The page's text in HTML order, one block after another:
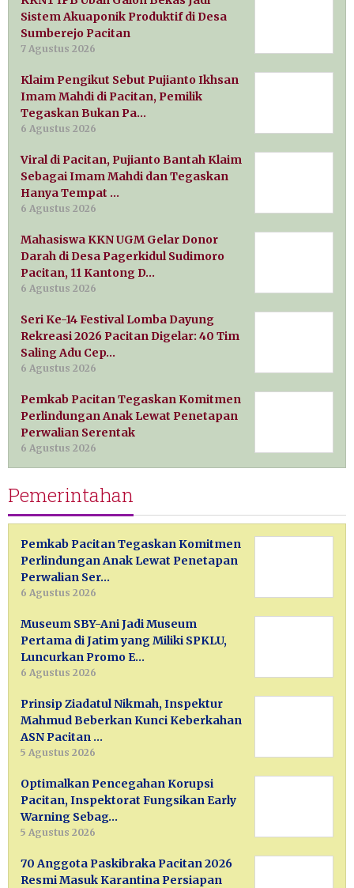
Sistem Akuaponik Produktif di Desa
Sumberejo Pacitan
7 Agustus 2026
Klaim Pengikut Sebut Pujianto Ikhsan
Imam Mahdi di Pacitan, Pemilik
Tegaskan Bukan Pa…
6 Agustus 2026
Viral di Pacitan, Pujianto Bantah Klaim
Sebagai Imam Mahdi dan Tegaskan
Hanya Tempat …
6 Agustus 2026
Mahasiswa KKN UGM Gelar Donor
Darah di Desa Pagerkidul Sudimoro
Pacitan, 11 Kantong D…
6 Agustus 2026
Seri Ke-14 Festival Lomba Dayung
Rekreasi 2026 Pacitan Digelar: 40 Tim
Saling Adu Cep…
6 Agustus 2026
Pemkab Pacitan Tegaskan Komitmen
Perlindungan Anak Lewat Penetapan
Perwalian Serentak
6 Agustus 2026
Pemerintahan
Pemkab Pacitan Tegaskan Komitmen
Perlindungan Anak Lewat Penetapan
Perwalian Ser…
6 Agustus 2026
Museum SBY-Ani Jadi Museum
Pertama di Jatim yang Miliki SPKLU,
Luncurkan Promo E…
6 Agustus 2026
Prinsip Ziadatul Nikmah, Inspektur
Mahmud Beberkan Kunci Keberkahan
ASN Pacitan …
5 Agustus 2026
Optimalkan Pencegahan Korupsi
Pacitan, Inspektorat Fungsikan Early
Warning Sebag…
5 Agustus 2026
70 Anggota Paskibraka Pacitan 2026
Resmi Masuk Karantina Persiapan